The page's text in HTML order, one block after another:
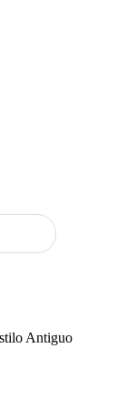
Antiguo